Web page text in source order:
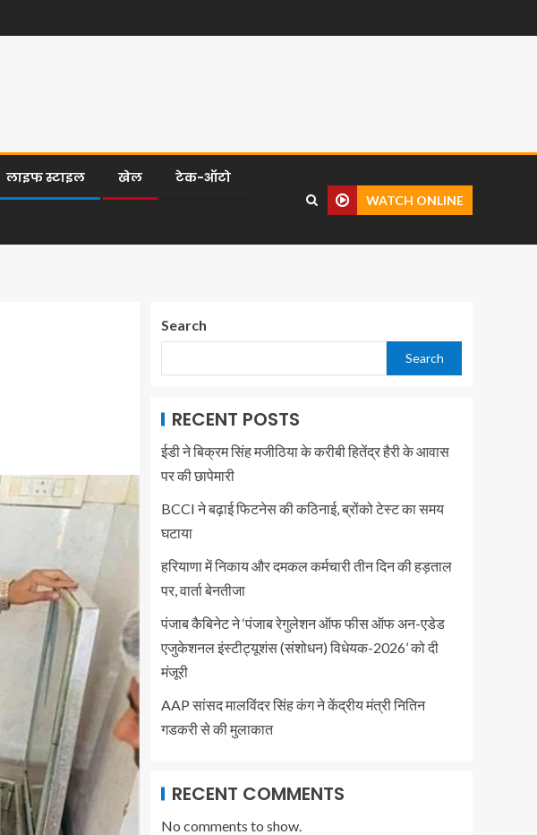
लाइफ स्टाइल खेल टेक-ऑटो
WATCH ONLINE
Search
Search
RECENT POSTS
ईडी ने बिक्रम सिंह मजीठिया के करीबी हितेंद्र हैरी के आवास
पर की छापेमारी
BCCI ने बढ़ाई फिटनेस की कठिनाई, ब्रोंको टेस्ट का समय
घटाया
हरियाणा में निकाय और दमकल कर्मचारी तीन दिन की हड़ताल
पर, वार्ता बेनतीजा
पंजाब कैबिनेट ने ‘पंजाब रेगुलेशन ऑफ फीस ऑफ अन-एडेड
एजुकेशनल इंस्टीट्यूशंस (संशोधन) विधेयक-2026’ को दी
मंजूरी
AAP सांसद मालविंदर सिंह कंग ने केंद्रीय मंत्री नितिन
गडकरी से की मुलाकात
RECENT COMMENTS
No comments to show.